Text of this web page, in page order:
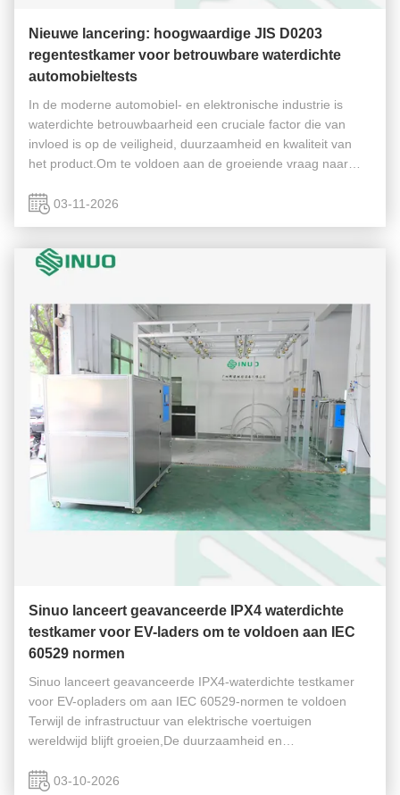
Nieuwe lancering: hoogwaardige JIS D0203
regentestkamer voor betrouwbare waterdichte
automobieltests
In de moderne automobiel- en elektronische industrie is
waterdichte betrouwbaarheid een cruciale factor die van
invloed is op de veiligheid, duurzaamheid en kwaliteit van
het product.Om te voldoen aan de groeiende vraag naar
Testing Equipment ...
03-11-2026
Sinuo lanceert geavanceerde IPX4 waterdichte
testkamer voor EV-laders om te voldoen aan IEC
60529 normen
Sinuo lanceert geavanceerde IPX4-waterdichte testkamer
voor EV-opladers om aan IEC 60529-normen te voldoen
Terwijl de infrastructuur van elektrische voertuigen
wereldwijd blijft groeien,De duurzaamheid en
voertuigen is een cruciale eis voor ...
03-10-2026